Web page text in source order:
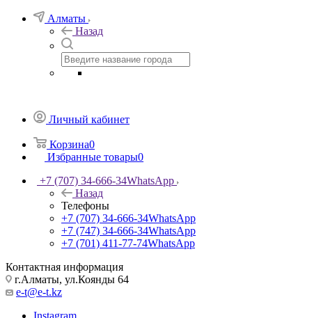
Алматы
Назад
Личный кабинет
Корзина0
Избранные товары0
+7 (707) 34-666-34WhatsApp
Назад
Телефоны
+7 (707) 34-666-34WhatsApp
+7 (747) 34-666-34WhatsApp
+7 (701) 411-77-74WhatsApp
Контактная информация
г.Алматы, ул.Коянды 64
e-t@e-t.kz
Instagram